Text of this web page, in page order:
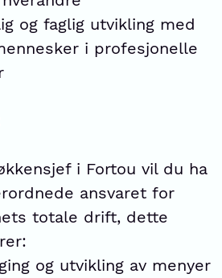
og faglig utvikling med
i profesjonelle
i Fortou vil du ha
ansvaret for
totale drift, dette
og utvikling av menyer